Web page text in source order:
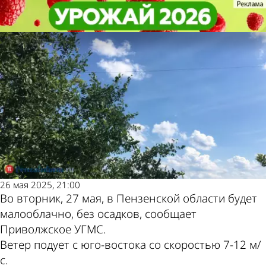
27 мая в Пензенской области
будет летняя погода
Общество
26 мая 2025, 21:00
Во вторник, 27 мая, в Пензенской области будет
малооблачно, без осадков, сообщает
Приволжское УГМС.
Ветер подует с юго-востока со скоростью 7-12 м/
с.
27 мая в Пензенской области
будет летняя погода
Общество
Другие новости по
теме
Погода и курсы валют
в Пензе